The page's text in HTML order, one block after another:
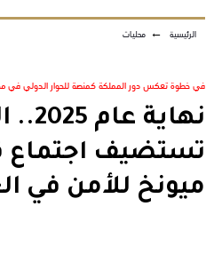
الرئيسية ← محليات
في خطوة تعكس دور المملكة كمنصة للحوار الدولي في
نهاية
تستضيف اجتماع
ميونخ للأمن في